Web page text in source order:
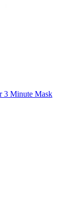
3 Minute Mask